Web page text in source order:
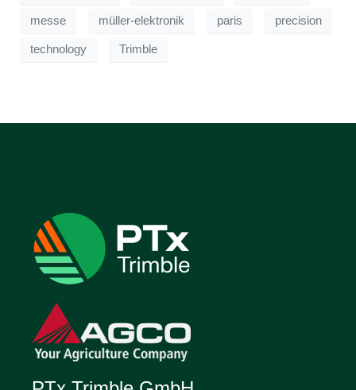
messe müller-elektronik paris precision
technology Trimble